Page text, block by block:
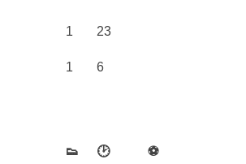
1 23
1 6
👟 🕑 ⚽